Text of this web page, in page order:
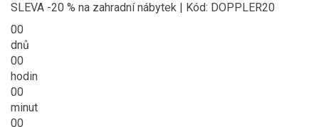
SLEVA -20 % na zahradní nábytek | Kód: DOPPLER20
00
dnů
00
hodin
00
minut
00